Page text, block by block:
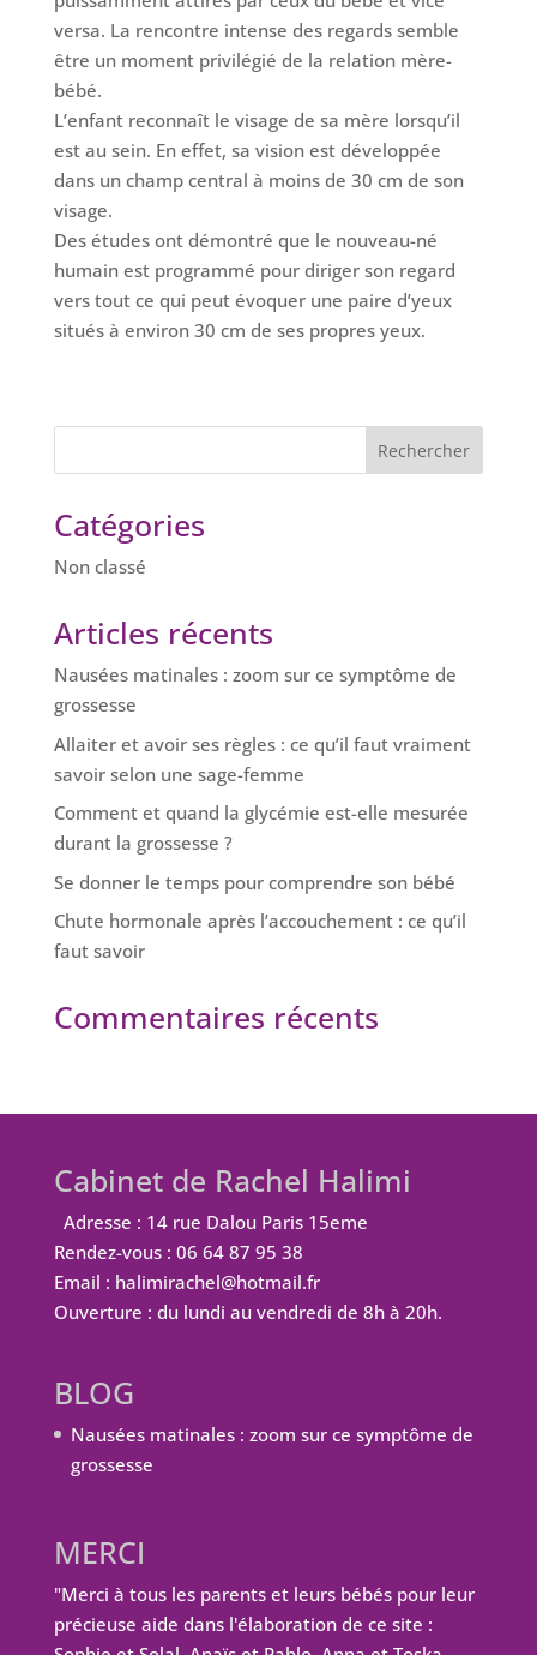
versa. La rencontre intense des regards semble
être un moment privilégié de la relation mère-
bébé.
L’enfant reconnaît le visage de sa mère lorsqu’il
est au sein. En effet, sa vision est développée
dans un champ central à moins de 30 cm de son
visage.
Des études ont démontré que le nouveau-né
humain est programmé pour diriger son regard
vers tout ce qui peut évoquer une paire d’yeux
situés à environ 30 cm de ses propres yeux.
Catégories
Non classé
Articles récents
Nausées matinales : zoom sur ce symptôme de
grossesse
Allaiter et avoir ses règles : ce qu’il faut vraiment
savoir selon une sage-femme
Comment et quand la glycémie est-elle mesurée
durant la grossesse ?
Se donner le temps pour comprendre son bébé
Chute hormonale après l’accouchement : ce qu’il
faut savoir
Commentaires récents
Cabinet de Rachel Halimi
Adresse : 14 rue Dalou Paris 15eme
Rendez-vous : 06 64 87 95 38
Email : halimirachel@hotmail.fr
Ouverture : du lundi au vendredi de 8h à 20h.
BLOG
Nausées matinales : zoom sur ce symptôme de
grossesse
MERCI
"Merci à tous les parents et leurs bébés pour leur
précieuse aide dans l'élaboration de ce site :